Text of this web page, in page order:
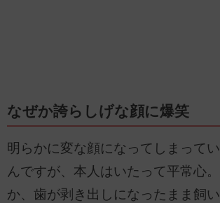
なぜか誇らしげな顔に爆笑
明らかに変な顔になってしまって
んですが、本人はいたって平常心
か、歯が剥き出しになったまま飼